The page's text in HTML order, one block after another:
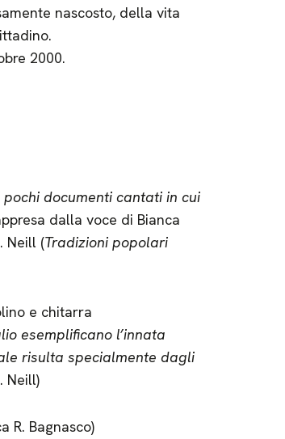
nascosto, della vita
2000.
documenti cantati in cui
dalla voce di Bianca
Neill (Tradizioni popolari
e chitarra
esemplificano l’innata
risulta specialmente dagli
Neill)
R. Bagnasco)